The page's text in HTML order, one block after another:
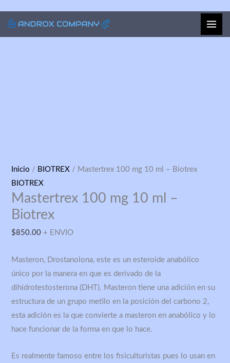
Inicio / BIOTREX / Mastertrex 100 mg 10 ml – Biotrex
BIOTREX
Mastertrex 100 mg 10 ml –
Biotrex
$850.00 + ENVIO
Masteron, Drostanolona, este es un esteroide anabólico
único por la manera en que es derivado de la
dihidrotestosterona (DHT). Masteron tiene una adición en su
estructura de un grupo metilo en la posición del carbono 2,
esta adición es la que convierte a masteron en anabólico y lo
hace funcionar de la forma en que lo hace.
Es realmente famoso entre los fisiculturistas pues lo usan en
Mastertrex
100
mg
10
–